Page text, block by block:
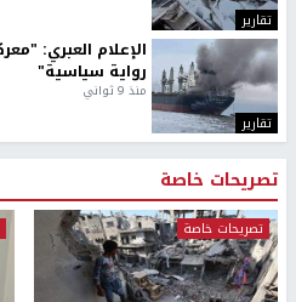
تقارير
تقارير
الإعلام العبري:
رواية سياسية"
منذ 9 ثواني
تصريحات خاصة
تصريحات خاصة